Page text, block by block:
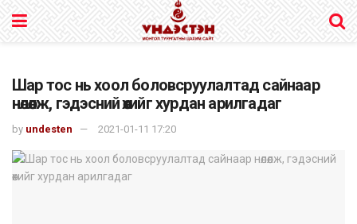
Шар тос нь хоол боловсруулалтад сайнаар
нөлөөлж, гэдэсний өөхийг хурдан арилгадаг
by undesten 2021-01-11 17:20